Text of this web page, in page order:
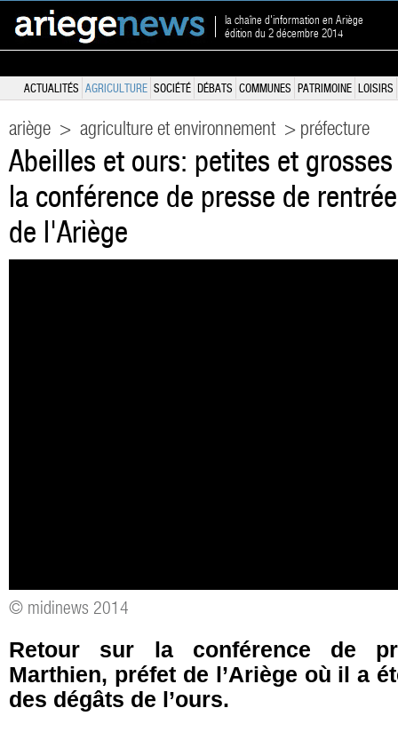
la chaîne d'information en Ariège
édition du 2 décembre 2014
ACTUALITÉS AGRICULTURE SOCIÉTÉ DÉBATS COMMUNES PATRIMOINE LOISIRS
ariège > agriculture et environnement > préfecture
Abeilles et ours: petites et
la conférence de presse de
de l'Ariège
© midinews 2014
Retour sur la conférence de
Marthien, préfet de l’Ariège où il a
des dégâts de l’ours.